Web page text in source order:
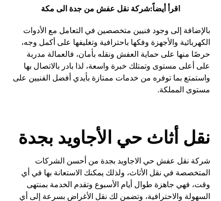
اقرأ أيضاً:شركة نقل عفش من جدة الى مكة
بالإضافة إلى وجود فنيين متخصصين في التعامل مع الأدوات
الكهربائية والأجهزة وفكها باحترافية وتغليفها على أكمل وجه،
حرصًا منها على حماية العفش ونقله بأمان، فالعمالة مدربة
على أعلى مستوى وتمتلك خبرة واسعة، لذا بادر بالاتصال بها
واستمتع بما توفره من خدمات ممتازة بأيدي أفضل الفنيين على
مستوى المملكة.
نقل أثاث حي الأجاويد بجدة
شركة نقل عفش حي الاجاويد بجدة من أحسن الشركات
المتخصصة في نقل الأثاث، ولذلك يمكنك الاستعانة بها في أي
وقت، فهي جاهزة طوال أيام الأسبوع وتقدم الخدمة بمنتهى
السهولة والاحترافية، وتضمن لك نقل الأغراض بسرعة إلى أي